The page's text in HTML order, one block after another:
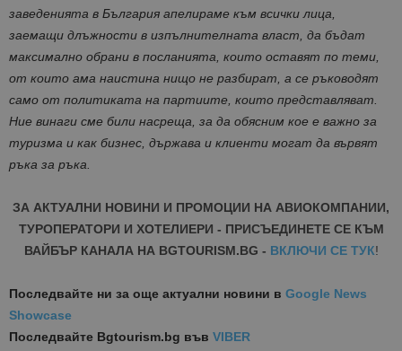
заведенията в България апелираме към всички лица,
заемащи длъжности в изпълнителната власт, да бъдат
максимално обрани в посланията, които оставят по теми,
от които ама наистина нищо не разбират, а се ръководят
само от политиката на партиите, които представляват.
Ние винаги сме били насреща, за да обясним кое е важно за
туризма и как бизнес, държава и клиенти могат да вървят
ръка за ръка.
ЗА АКТУАЛНИ НОВИНИ И ПРОМОЦИИ НА АВИОКОМПАНИИ,
ТУРОПЕРАТОРИ И ХОТЕЛИЕРИ - ПРИСЪЕДИНЕТЕ СЕ КЪМ
ВАЙБЪР КАНАЛА НА BGTOURISM.BG - ВКЛЮЧИ СЕ ТУК!
Последвайте ни за още актуални новини в Google News
Showcase
Последвайте Bgtourism.bg във VIBER